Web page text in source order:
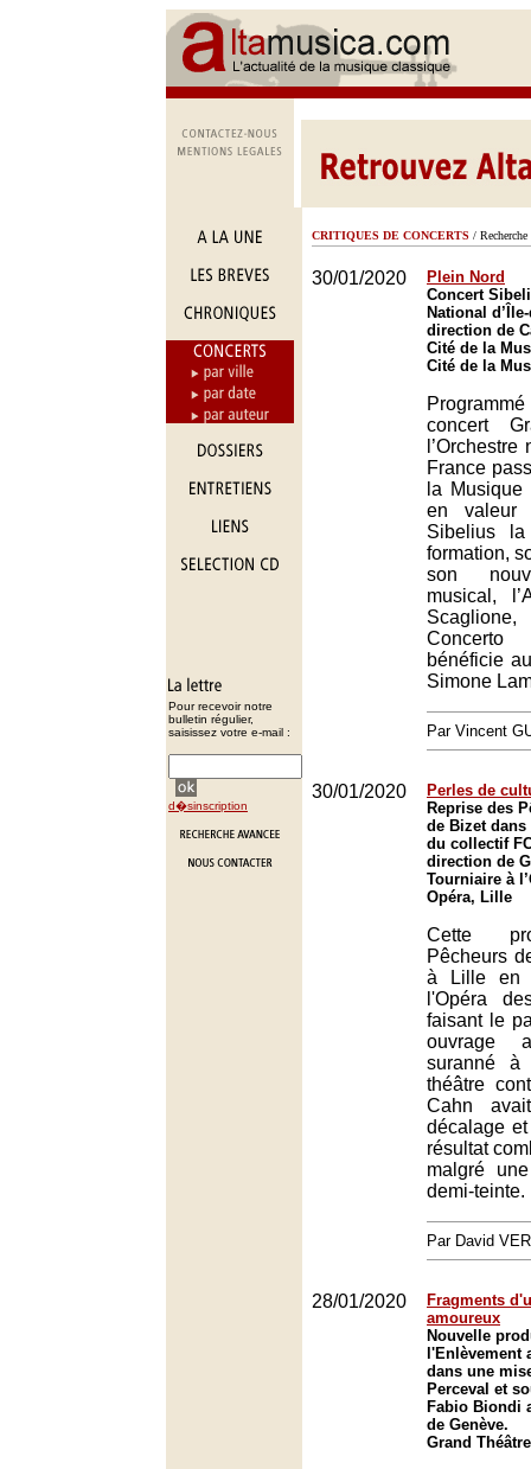
Pour recevoir notre
bulletin régulier,
saisissez votre e-mail :
d�sinscription
CRITIQUES DE CONCERTS / Recherche
30/01/2020
Plein Nord
Concert
National
direction de
Cité de la
Cité de la
concert
l’Orchestre
France
la
en valeur
Sibelius
formation,
son
musical,
bénéficie
Simone
Par Vincent
30/01/2020
Perles de
Reprise des
de Bizet
du collectif
direction de
Tourniaire à
Opéra, Lille
Cette
Pêcheurs
à Lille en
l'Opéra
faisant le
ouvrage
suranné à
théâtre
Cahn
décalage
résultat
malgré
demi-teinte.
Par David
28/01/2020
Fragments
amoureux
Nouvelle
l'Enlèvement
dans une
Perceval et
Fabio Biondi
de Genève.
Grand